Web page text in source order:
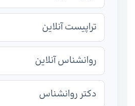
تراپیست آنلاین
روانشناس آنلاین
دکتر روانشناس